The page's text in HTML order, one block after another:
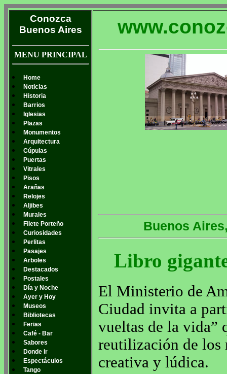
Conozca
Buenos Aires
MENU PRINCIPAL
Home
Noticias
Historia
Barrios
Iglesias
Plazas
Monumentos
Arquitectura
Cúpulas
Puertas
Vitrales
Pisos
Arañas
Relojes
Aljibes
Murales
Filete Porteño
Curiosidades
Perlitas
Pasajes
Arboles
Destacados
Postales
Día y Noche
Ayer y Hoy
Museos
Bibliotecas
Ferias
Café - Bar
Sabores
Donde ir
Espectáculos
Tango
Buenos
Libro
El Ministerio de
Ciudad invita a
vueltas de la vida”
reutilización de los
creativa y lúdica.